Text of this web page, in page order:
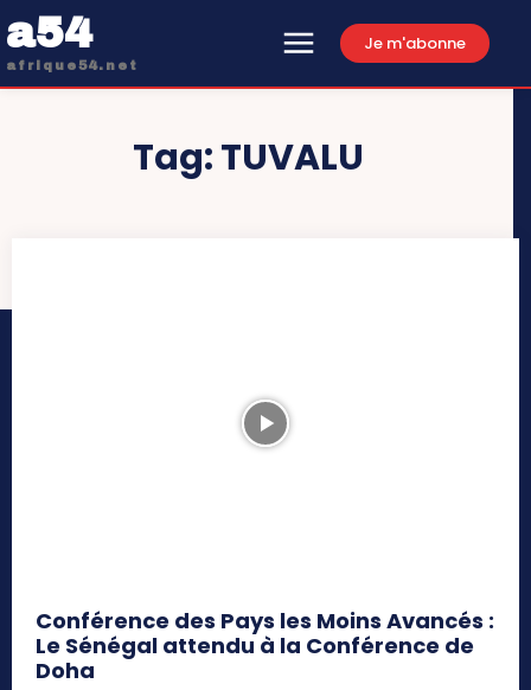
a54
afrique54.net
Je m'abonne
Tag:TUVALU
Conférence des Pays les Moins Avancés :
Le Sénégal attendu à la Conférence de
Doha